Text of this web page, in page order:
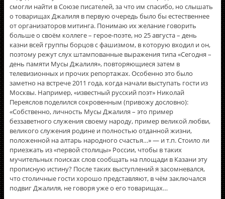
смогли найти в Союзе писателей, за что им спасибо, но слышать
о товарищах Джалиля в первую очередь было бы естественнее
от организаторов митинга. Понимаю их желание говорить
больше о своём коллеге – герое-поэте, но 25 августа – день
казни всей группы борцов с фашизмом, в которую входил и он,
поэтому режут слух штампованные выражения типа «Сегодня –
день памяти Мусы Джалиля», повторяющиеся затем в
телевизионных и прочих репортажах. Особенно это было
заметно на встрече 2011 года, когда начали выступать гости из
Москвы. Например, «известный русский поэт» Николай
Переяслов поделился сокровенным (привожу дословно):
«Собственно, личность Мусы Джалиля – это пример
беззаветного служения своему народу, пример великой любви,
великого служения родине и полностью отданной жизни,
положенной на алтарь народного счастья…» — и т.п. Стоило ли
приезжать из «первой столицы» России, чтобы в таких
мучительных поисках слов сообщать на площади в Казани эту
прописную истину? После таких выступлений я засомневался,
что столичные гости хорошо представляют, в чём заключался
подвиг Джалиля, не говоря уже о его товарищах…